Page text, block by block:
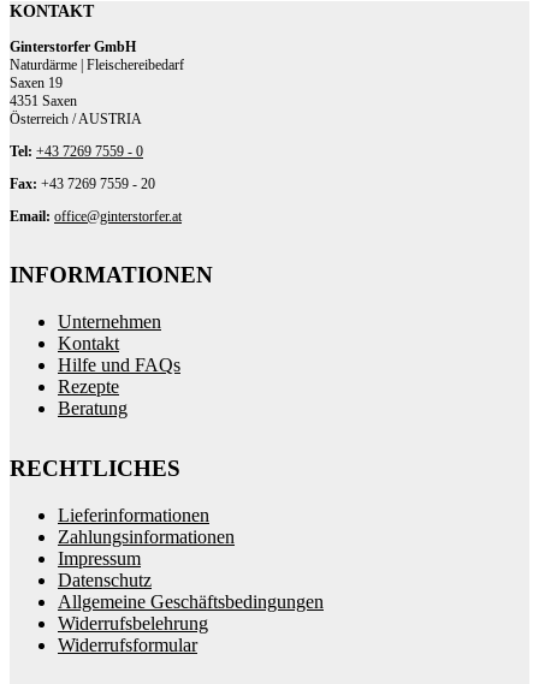
KONTAKT
Ginterstorfer GmbH
Naturdärme | Fleischereibedarf
Saxen 19
4351 Saxen
Österreich / AUSTRIA
Tel: +43 7269 7559 - 0
Fax: +43 7269 7559 - 20
Email: office@ginterstorfer.at
INFORMATIONEN
Unternehmen
Kontakt
Hilfe und FAQs
Rezepte
Beratung
RECHTLICHES
Lieferinformationen
Zahlungsinformationen
Impressum
Datenschutz
Allgemeine Geschäftsbedingungen
Widerrufsbelehrung
Widerrufsformular